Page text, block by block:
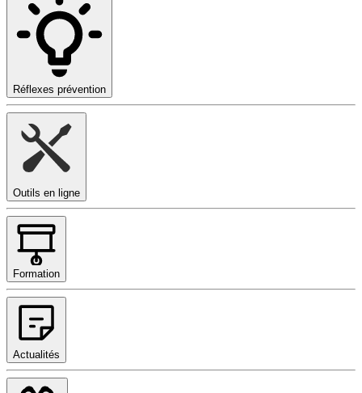
Réflexes prévention
Outils en ligne
Formation
Actualités